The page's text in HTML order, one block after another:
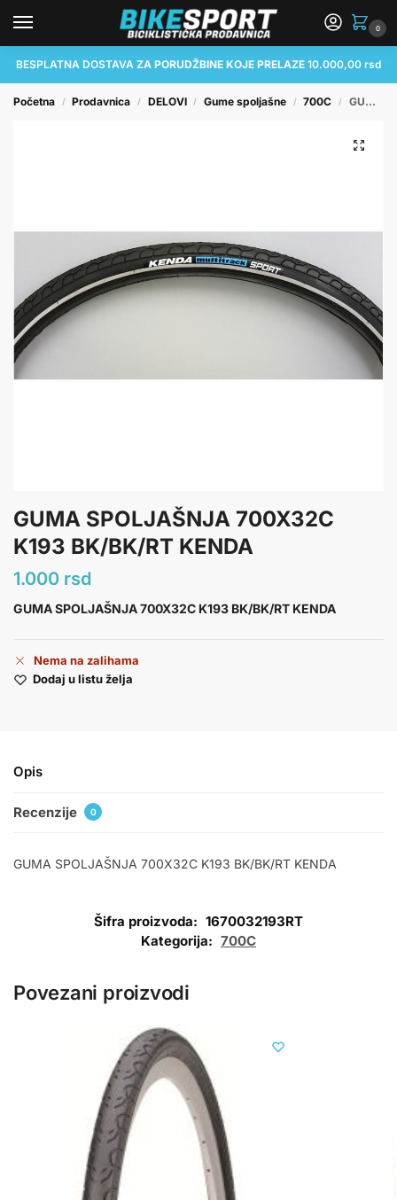
0
BESPLATNA DOSTAVA ZA PORUDŽBINE KOJE PRELAZE 10.000,00 rsd
Početna / Prodavnica / DELOVI / Gume spoljašne / 700C / GUMA SPOLJAŠNJA 700X32C K193 BK/BK/RT KENDA
GUMA SPOLJAŠNJA 700X32C
K193 BK/BK/RT KENDA
1.000 rsd
GUMA SPOLJAŠNJA 700X32C K193 BK/BK/RT KENDA
Nema na zalihama
Dodaj u listu želja
Opis
Recenzije 0
GUMA SPOLJAŠNJA 700X32C K193 BK/BK/RT KENDA
Šifra proizvoda: 1670032193RT
Kategorija: 700C
Povezani proizvodi